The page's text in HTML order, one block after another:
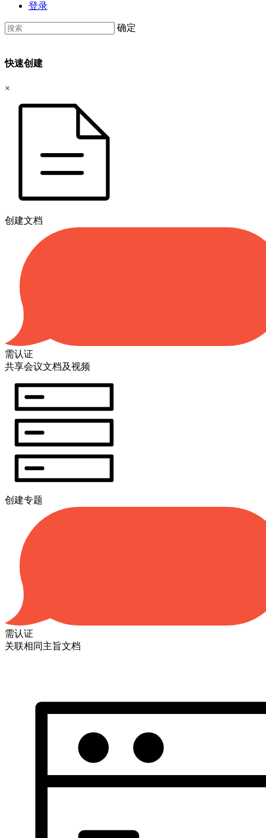
登录
确定
快速创建
×
创建文档
需认证
共享会议文档及视频
创建专题
需认证
关联相同主旨文档